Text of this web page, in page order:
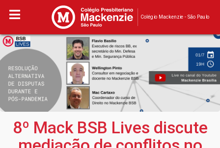
Colégio Mackenzie - São Paulo
8º Mack BSB Lives discute